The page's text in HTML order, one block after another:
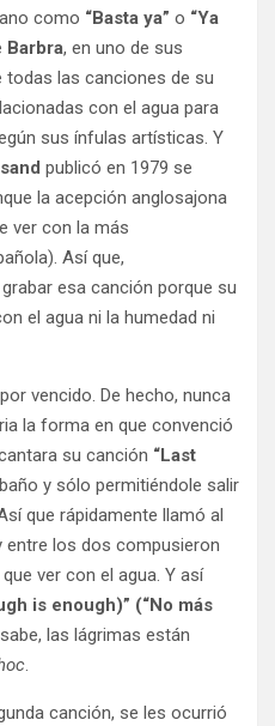
como “Basta ya” o “Ya
Barbra, en uno de sus
todas las canciones de su
con el agua para
sus ínfulas artísticas. Y
publicó en 1979 se
la acepción anglosajona
ver con la más
Así que,
esa canción porque su
el agua ni la humedad ni
vencido. De hecho, nunca
la forma en que convenció
su canción “Last
y sólo permitiéndole salir
que rápidamente llamó al
entre los dos compusieron
ver con el agua. Y así
is enough)” (“No más
las lágrimas están
.
canción, se les ocurrió